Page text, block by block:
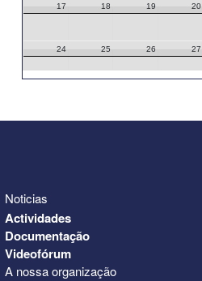
17 18 19 20
24 25 26 27
Noticias
Actividades
Documentação
Videofórum
A nossa organização